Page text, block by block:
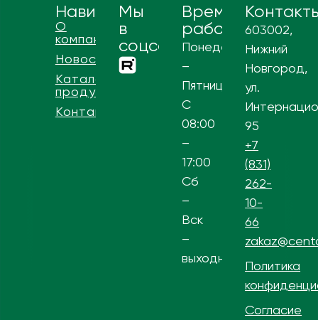
Навигация
О
компании
Новости
Каталог
продукции
Контакты
Мы
в
соцсетях
Время
работы
Понедельник
–
Пятница
С
08:00
–
17:00
Сб
–
Вск
–
выходной
603002,
Нижний
Новгород,
ул.
95
+7
(831)
262-
10-
66
Политика
Согласие